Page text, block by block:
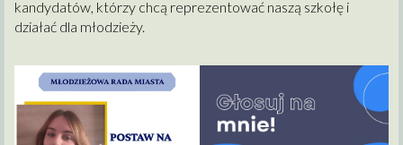
kandydatów, którzy chcą reprezentować naszą szkołę i
działać dla młodzieży.